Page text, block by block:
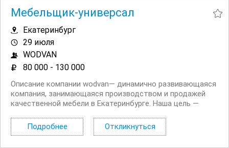
Мебельщик-универсал
Екатеринбург
29 июля
WODVAN
80 000 - 130 000
Описание компании wodvan— динамично развивающаяся
компания, занимающаяся производством и продажей
качественной мебели в Екатеринбурге. Наша цель —
вашего дома и офиса, которые будет приятно
использовать каждый день. Мы ценим креативность,...
Подробнее Откликнуться